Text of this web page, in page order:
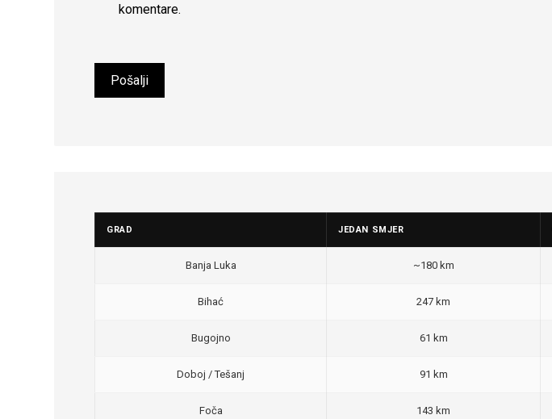
komentare.
GRAD JEDAN SMJER
Banja Luka ~180 km
Bihać 247 km
Bugojno 61 km
Doboj / Tešanj 91 km
Foča 143 km